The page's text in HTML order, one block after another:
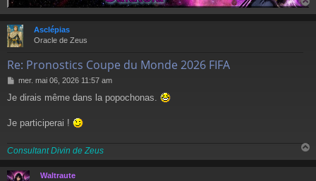
a
Asclépias
Oracle de Zeus
Re: Pronostics Coupe du Monde 2026 FIFA
M
s
a
mer. mai 06, 2026 11:57 am
Je dirais même dans la popochonas.
Je participerai !
Consultant Divin de Zeus
a
Waltraute